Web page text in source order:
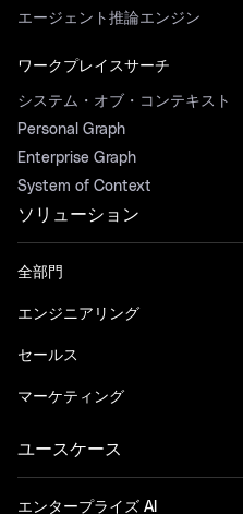
エージェント推論エンジン
ワークプレイスサーチ
システム・オブ・コンテキスト
Personal Graph
Enterprise Graph
System of Context
ソリューション
全部門
エンジニアリング
セールス
マーケティング
ユースケース
エンタープライズ AI